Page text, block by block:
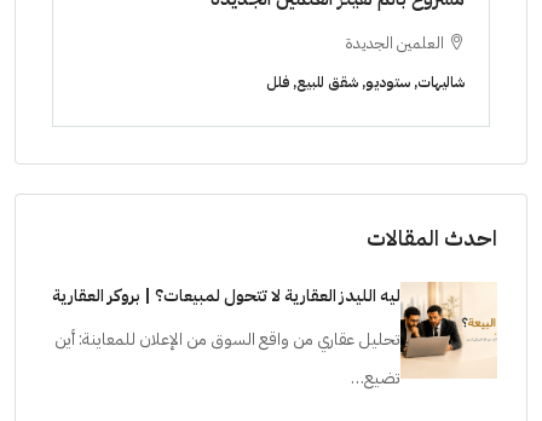
ساويرس]
الشيخ زايد
ليه الليدز العقارية لا تتحول لمبيعات؟ | بروكر العقارية
تحليل عقاري من واقع السوق من الإعلان للمعاينة: أين